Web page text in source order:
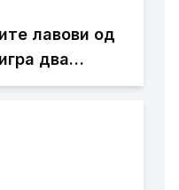
лавови од
два
поради